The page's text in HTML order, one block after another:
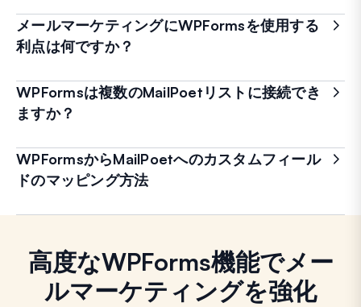
メールマーケティングにWPFormsを使用する
利点は何ですか？
WPFormsは複数のMailPoetリストに接続でき
ますか？
WPFormsからMailPoetへのカスタムフィール
ドのマッピング方法
高度なWPForms機能でメー
ルマーケティングを強化